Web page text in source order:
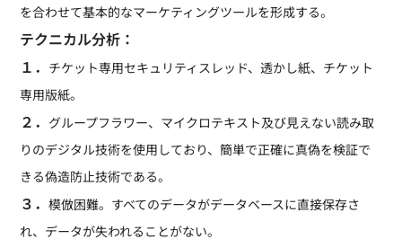
を合わせて基本的なマーケティングツールを形成する。
テクニカル分析：
１． チケット専用セキュリティスレッド、透かし紙、チケット
専用版紙。
２． グループフラワー、マイクロテキスト及び見えない読み取
りのデジタル技術を使用しており、簡単で正確に真偽を検証で
きる偽造防止技術である。
３．模倣困難。すべてのデータがデータベースに直接保存さ
れ、データが失われることがない。